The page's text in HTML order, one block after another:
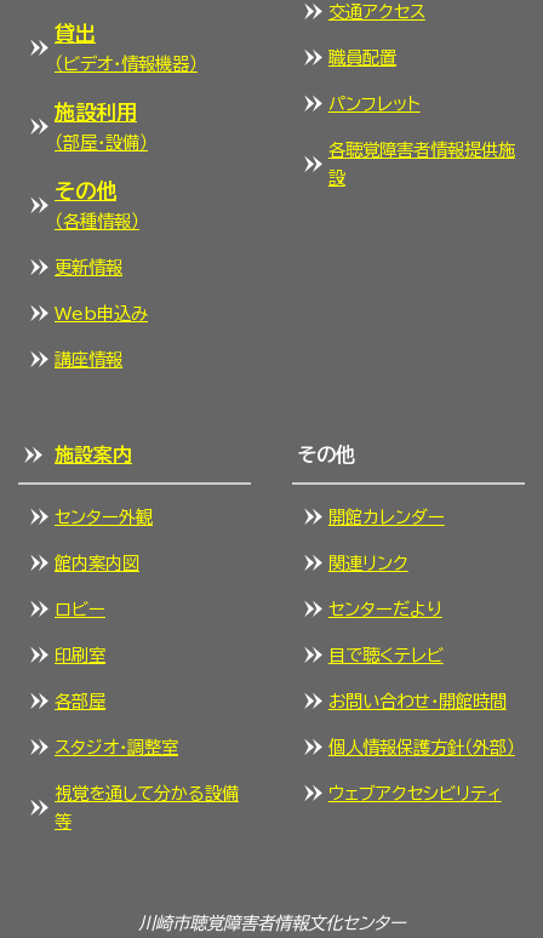
貸出
（ビデオ・情報機器）
施設利用
（部屋・設備）
その他
（各種情報）
更新情報
Web申込み
講座情報
交通アクセス
職員配置
パンフレット
各聴覚障害者情報提供施
設
施設案内
センター外観
館内案内図
ロビー
印刷室
各部屋
スタジオ・調整室
視覚を通して分かる設備
等
その他
開館カレンダー
関連リンク
センターだより
目で聴くテレビ
お問い合わせ・開館時間
個人情報保護方針（外部）
ウェブアクセシビリティ
川崎市聴覚障害者情報文化センター